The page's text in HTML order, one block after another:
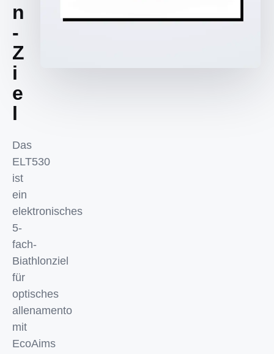
n
-
Z
i
e
l
Das
ELT530
ist
ein
elektronisches
5-
fach-
Biathlonziel
für
optisches
allenamento
mit
EcoAims